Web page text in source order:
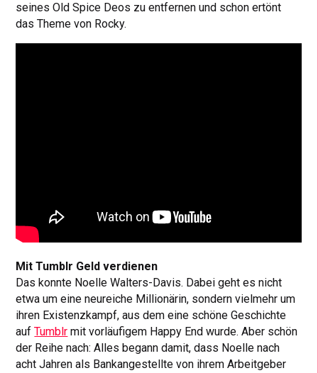
seines Old Spice Deos zu entfernen und schon ertönt
das Theme von Rocky.
Mit Tumblr Geld verdienen
Das konnte Noelle Walters-Davis. Dabei geht es nicht
etwa um eine neureiche Millionärin, sondern vielmehr um
ihren Existenzkampf, aus dem eine schöne Geschichte
aufTumblr mit vorläufigem Happy End wurde. Aber schön
der Reihe nach: Alles begann damit, dass Noelle nach
acht Jahren als Bankangestellte von ihrem Arbeitgeber